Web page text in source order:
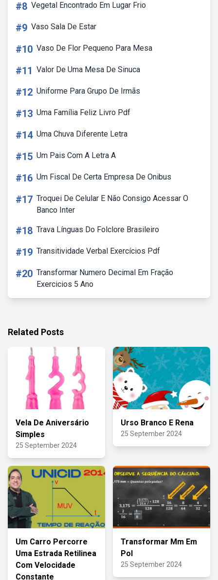
#8 Vegetal Encontrado Em Lugar Frio
#9 Vaso Sala De Estar
#10 Vaso De Flor Pequeno Para Mesa
#11 Valor De Uma Mesa De Sinuca
#12 Uniforme Para Grupo De Irmãs
#13 Uma Família Feliz Livro Pdf
#14 Uma Chuva Diferente Letra
#15 Um Pais Com A Letra A
#16 Um Fiscal De Certa Empresa De Onibus
#17 Troquei De Celular E Não Consigo Acessar O
Banco Inter
#18 Trava Línguas Do Folclore Brasileiro
#19 Transitividade Verbal Exercícios Pdf
#20 Transformar Numero Decimal Em Fração
Exercicios 5 Ano
Related Posts
Vela De Aniversário
Simples
25 September 2024
Urso Branco E Rena
25 September 2024
Um Carro Percorre
Uma Estrada Retilinea
Com Velocidade
Constante
Transformar Mm Em
Pol
25 September 2024